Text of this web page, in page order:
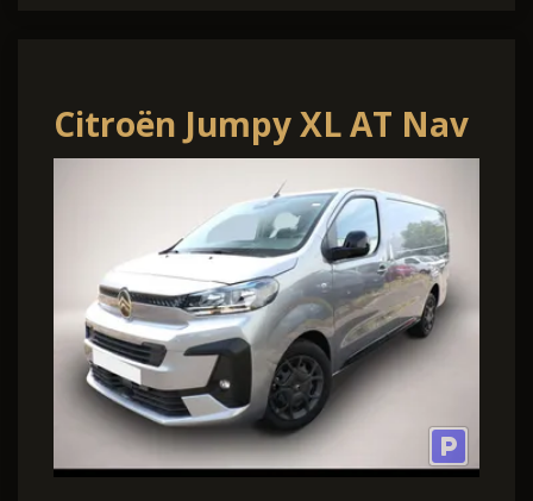
Citroën Jumpy XL AT Nav
WinterP Kam AHK
ModuW Holz Style